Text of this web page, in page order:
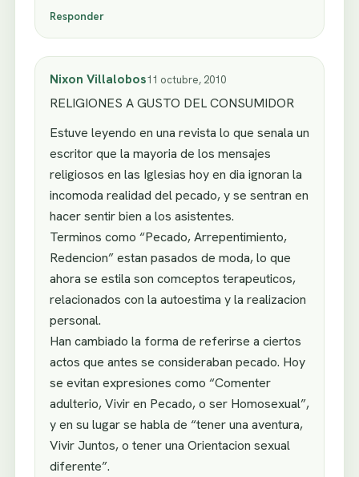
Responder
Nixon Villalobos11 octubre, 2010
RELIGIONES A GUSTO DEL CONSUMIDOR
Estuve leyendo en una revista lo que senala un
escritor que la mayoria de los mensajes
religiosos en las Iglesias hoy en dia ignoran la
incomoda realidad del pecado, y se sentran en
hacer sentir bien a los asistentes.
Terminos como “Pecado, Arrepentimiento,
Redencion” estan pasados de moda, lo que
ahora se estila son comceptos terapeuticos,
relacionados con la autoestima y la realizacion
personal.
Han cambiado la forma de referirse a ciertos
actos que antes se consideraban pecado. Hoy
se evitan expresiones como “Comenter
adulterio, Vivir en Pecado, o ser Homosexual”,
y en su lugar se habla de “tener una aventura,
Vivir Juntos, o tener una Orientacion sexual
diferente”.